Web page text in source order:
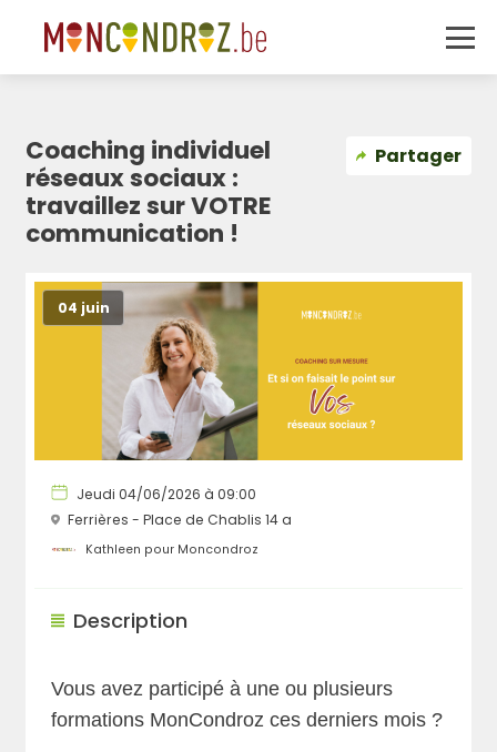
Coaching individuel
réseaux sociaux :
travaillez sur VOTRE
communication !
Partager
04 juin
Jeudi 04/06/2026 à 09:00
Ferrières - Place de Chablis 14 a
Kathleen pour Moncondroz
Description
Vous avez participé à une ou plusieurs
formations MonCondroz ces derniers mois ?